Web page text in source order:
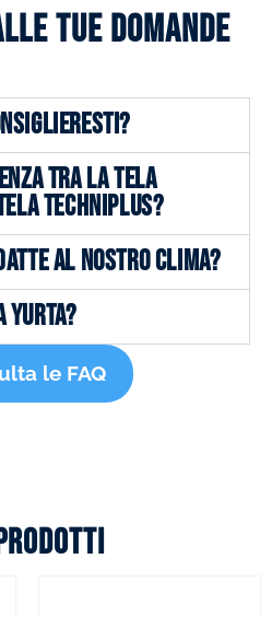
tue domande
TRA LA TELA
TECHNIPLUS?
AL NOSTRO CLIMA?
YURTA?
le FAQ